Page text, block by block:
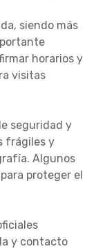
siendo más
horarios y
visitas
seguridad y
frágiles y
Algunos
proteger el
y contacto